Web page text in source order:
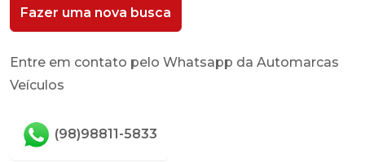
Fazer uma nova busca
Entre em contato pelo Whatsapp da Automarcas
Veículos
(98)98811-5833